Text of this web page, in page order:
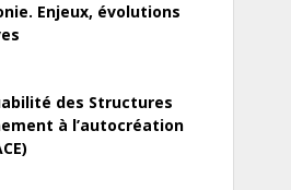
Enjeux, évolutions
des Structures
à l’autocréation